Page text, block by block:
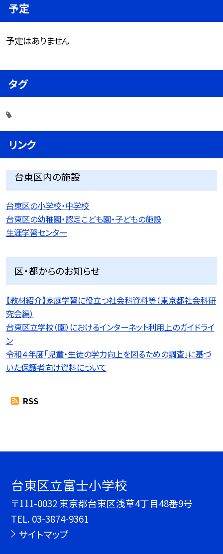
予定
予定はありません
タグ
リンク
台東区内の施設
台東区の小学校・中学校
台東区の幼稚園・認定こども園・子どもの施設
生涯学習センター
区・都からのお知らせ
【教材紹介】家庭学習に役立つ社会科資料等（東京都社会科研
究会編）
台東区立学校（園）におけるインターネット利用上のガイドライ
ン
令和４年度「児童・生徒の学力向上を図るための調査」に基づ
いた保護者向け資料について
RSS
台東区立富士小学校
〒111-0032 東京都台東区浅草4丁目48番9号
TEL. 03-3874-9361
サイトマップ